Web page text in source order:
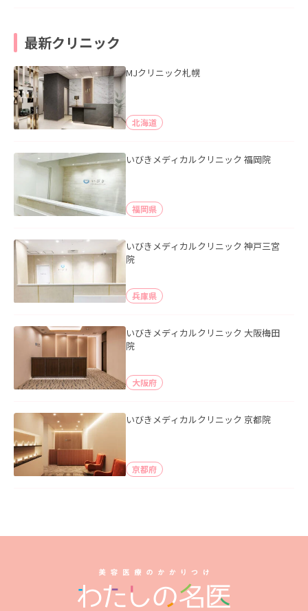
最新クリニック
MJクリニック札幌
北海道
いびきメディカルクリニック 福岡院
福岡県
いびきメディカルクリニック 神戸三宮
院
兵庫県
いびきメディカルクリニック 大阪梅田
院
大阪府
いびきメディカルクリニック 京都院
京都府